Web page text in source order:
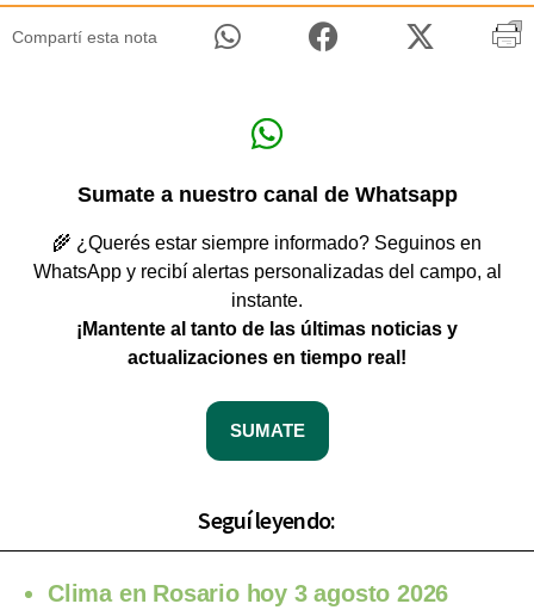
Compartí esta nota
Sumate a nuestro canal de Whatsapp
🌾 ¿Querés estar siempre informado? Seguinos en
WhatsApp y recibí alertas personalizadas del campo, al
instante.
¡Mantente al tanto de las últimas noticias y
actualizaciones en tiempo real!
SUMATE
Seguí leyendo:
Clima en Rosario hoy 3 agosto 2026